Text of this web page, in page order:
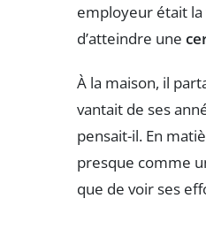
employeur était la
d’atteindre une
À la maison, il
vantait de ses
pensait-il. En
presque comme
que de voir ses